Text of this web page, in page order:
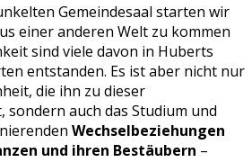
Gemeindesaal starten wir
einer anderen Welt zu kommen
sind viele davon in Huberts
entstanden. Es ist aber nicht nur
die ihn zu dieser
auch das Studium und
Wechselbeziehungen
und ihren Bestäubern –